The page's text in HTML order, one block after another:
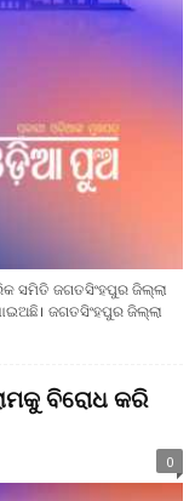
ସମିତି ଜଗତସିଂହପୁର ଜିଲ୍ଲା
ଜଗତସିଂହପୁର ଜିଲ୍ଲା
ବିରୋଧ କରି
0